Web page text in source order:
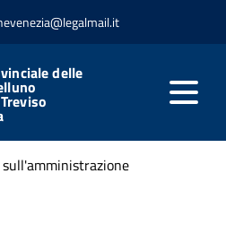
delle